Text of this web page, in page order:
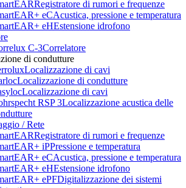
Registratore di rumori e frequenze
eCAcustica, pressione e temperatura
eHEstensione idrofono
C-3Correlatore
di condutture
Localizzazione di cavi
Localizzazione di condutture
Localizzazione di cavi
RSP 3Localizzazione acustica delle
/ Rete
Registratore di rumori e frequenze
iPPressione e temperatura
eCAcustica, pressione e temperatura
eHEstensione idrofono
ePFDigitalizzazione dei sistemi